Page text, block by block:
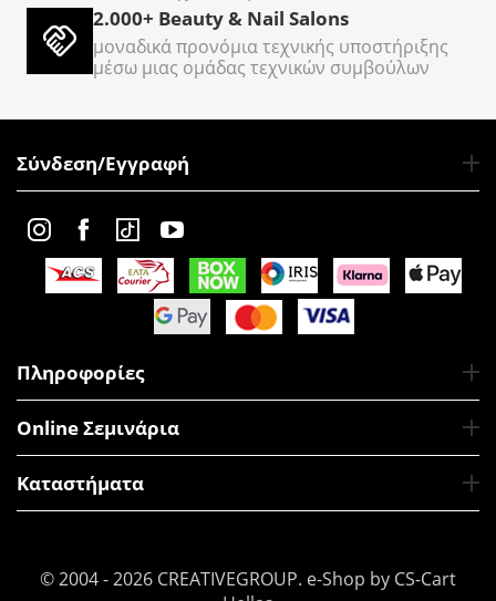
2.000+ Beauty & Nail Salons
μοναδικά προνόμια τεχνικής υποστήριξης
μέσω μιας ομάδας τεχνικών συμβούλων
Σύνδεση/Εγγραφή
Πληροφορίες
Online Σεμινάρια
Καταστήματα
© 2004 - 2026 CREATIVEGROUP. e-Shop by CS-Cart